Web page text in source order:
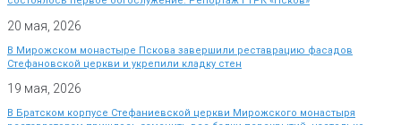
20 мая, 2026
В Мирожском монастыре Пскова завершили реставрацию фасадов
Стефановской церкви и укрепили кладку стен
19 мая, 2026
В Братском корпусе Стефаниевской церкви Мирожского монастыря